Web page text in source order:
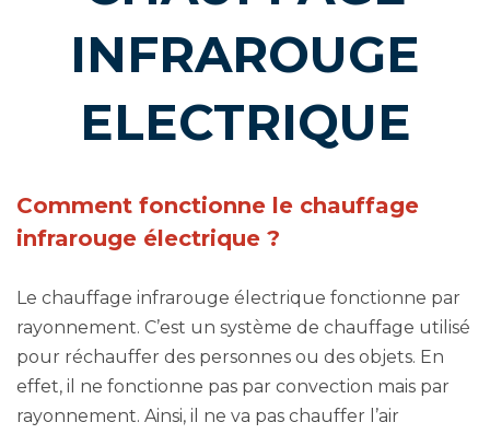
INFRAROUGE
ELECTRIQUE
Comment fonctionne le chauffage
infrarouge électrique ?
Le chauffage infrarouge électrique fonctionne par
rayonnement. C’est un système de chauffage utilisé
pour réchauffer des personnes ou des objets. En
effet, il ne fonctionne pas par convection mais par
rayonnement. Ainsi, il ne va pas chauffer l’air